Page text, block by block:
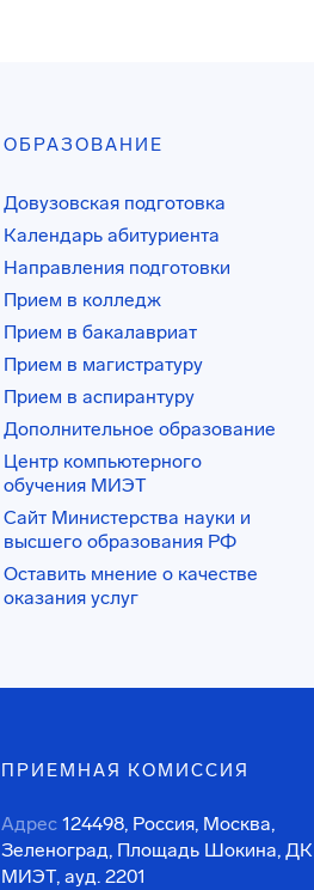
ОБРАЗОВАНИЕ
Довузовская подготовка
Календарь абитуриента
Направления подготовки
Прием в колледж
Прием в бакалавриат
Прием в магистратуру
Прием в аспирантуру
Дополнительное образование
Центр компьютерного
обучения МИЭТ
Сайт Министерства науки и
высшего образования РФ
Оставить мнение о качестве
оказания услуг
ПРИЕМНАЯ КОМИССИЯ
Адрес 124498, Россия, Москва,
Зеленоград, Площадь Шокина, ДК
МИЭТ, ауд. 2201